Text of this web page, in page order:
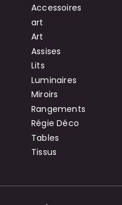
Accessoires
art
Art
Assises
Lits
Luminaires
Miroirs
Rangements
Régie Déco
Tables
Tissus